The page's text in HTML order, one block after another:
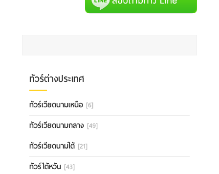
ทัวร์ต่างประเทศ
ทัวร์เวียดนามเหนือ [6]
ทัวร์เวียดนามกลาง [49]
ทัวร์เวียดนามใต้ [21]
ทัวร์ไต้หวัน [43]